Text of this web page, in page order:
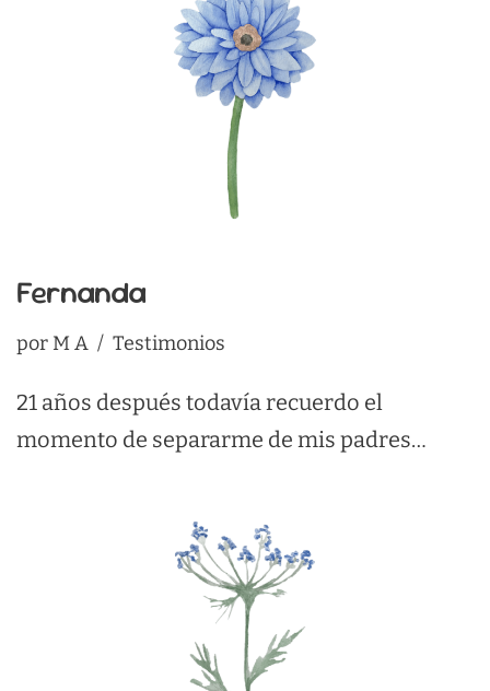
Fernanda
por M A Testimonios
21 años después todavía recuerdo el
momento de separarme de mis padres…